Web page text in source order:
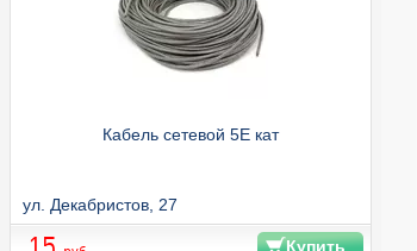
Кабель сетевой 5E кат
ул. Декабристов, 27
Купить